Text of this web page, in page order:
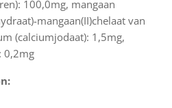
100,0mg, mangaan
mangaan(II)chelaat van
(calciumjodaat): 1,5mg,
0,2mg